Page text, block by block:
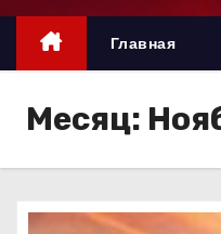
д
Главная
Месяц: